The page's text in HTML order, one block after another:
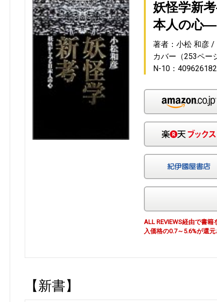
妖怪学新
本人の心―
著者：小松 和彦
カバー（253ペー
N-10：
ALL REVIEWS経由で書
入価格の0.7～5.6%が還
【新書】